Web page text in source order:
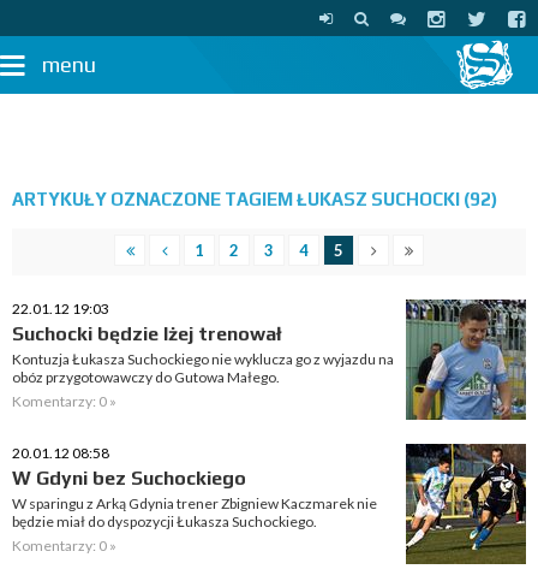
menu
ARTYKUŁY OZNACZONE TAGIEM ŁUKASZ SUCHOCKI (92)
1 2 3 4 5
22.01.12 19:03
Suchocki będzie lżej trenował
Kontuzja Łukasza Suchockiego nie wyklucza go z wyjazdu na
obóz przygotowawczy do Gutowa Małego.
Komentarzy: 0 »
20.01.12 08:58
W Gdyni bez Suchockiego
W sparingu z Arką Gdynia trener Zbigniew Kaczmarek nie
będzie miał do dyspozycji Łukasza Suchockiego.
Komentarzy: 0 »